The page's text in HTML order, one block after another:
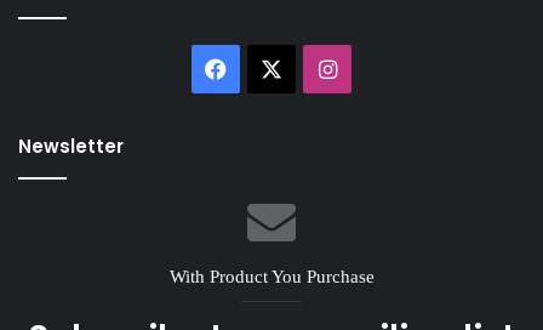
Facebook Instagram
Newsletter
With Product You Purchase